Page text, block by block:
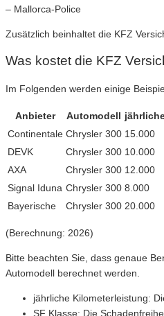
– Mallorca-Police
Zusätzlich beinhaltet die KFZ
Was kostet die KFZ
Im Folgenden werden einige
Anbieter Automodell
Continentale Chrysler 300 15.000
DEVK
Chrysler 300 10.000
AXA
Chrysler 300 12.000
Signal Iduna Chrysler 300 8.000
Bayerische
Chrysler 300 20.000
(Berechnung: 2026)
Bitte beachten Sie, dass genaue
Automodell berechnet werden.
jährliche Kilometerleistung:
SF Klasse: Die